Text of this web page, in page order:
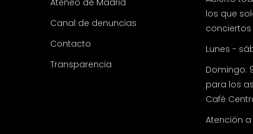
Ateneo de Madrid
Canal de denuncias
Contacto
Transparencia
los que
conciertos
Lunes -
Domingo:
para los
Café
Atención